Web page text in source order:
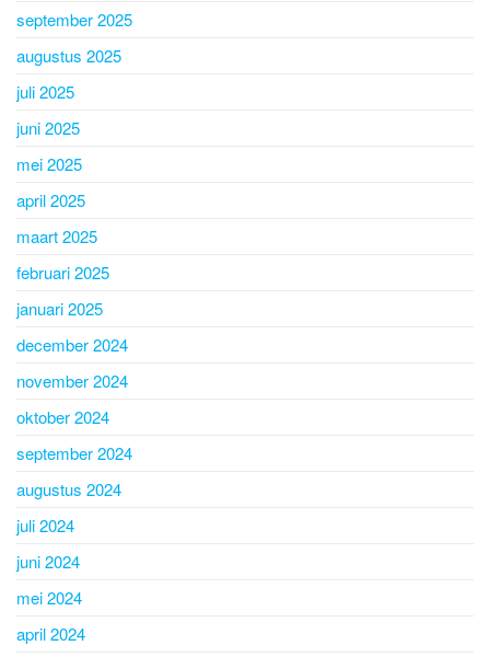
september 2025
augustus 2025
juli 2025
juni 2025
mei 2025
april 2025
maart 2025
februari 2025
januari 2025
december 2024
november 2024
oktober 2024
september 2024
augustus 2024
juli 2024
juni 2024
mei 2024
april 2024